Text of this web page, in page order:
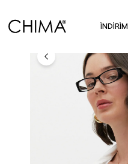
İNDİRİM
Anasayfa